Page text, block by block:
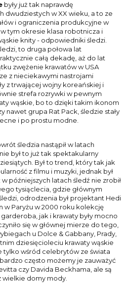
były już tak naprawdę
dwudziestych w XX wieku, a to ze
i ograniczenia produkcyjne w
tym okresie klasa robotnicza i
knity - odpowiedniki śledzi.
to druga połowa lat
całą dekadę, aż do lat
zwężenie krawatów w USA
z nieciekawymi nastrojami
z trwającej wojny koreańskiej i
strefa rozrywki w pewnym
wąskie, bo to dzięki takim ikonom
nawet grupa Rat Pack, śledzie stały
i po prostu modne.
śledzia nastąpił w latach
był to już tak spektakularny
Był to trend, który tak jak
z filmu i muzyki, jednak był
późniejszych latach śledź nie zrobił
tysiąclecia, gdzie głównym
odrodzenia był projektant Hedi
w Paryżu w 2000 roku kolekcję
garderoba, jak i krawaty były mocno
się w głównej mierze do tego,
u Dolce & Gabbany, Prady,
dziesięcioleciu krawaty wąskie
tylko wśród celebrytów ze świata
często możemy je zauważyć
czy Davida Beckhama, ale są
domy mody.